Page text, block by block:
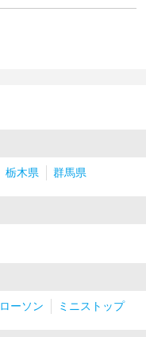
栃木県 群馬県
ローソン ミニストップ